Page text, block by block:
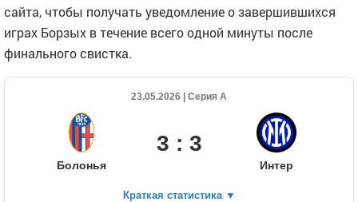
сайта, чтобы получать уведомление о завершившихся
играх Борзых в течение всего одной минуты после
финального свистка.
23.05.2026 | Серия А
Болонья
3 : 3
Интер
Краткая статистика ▼